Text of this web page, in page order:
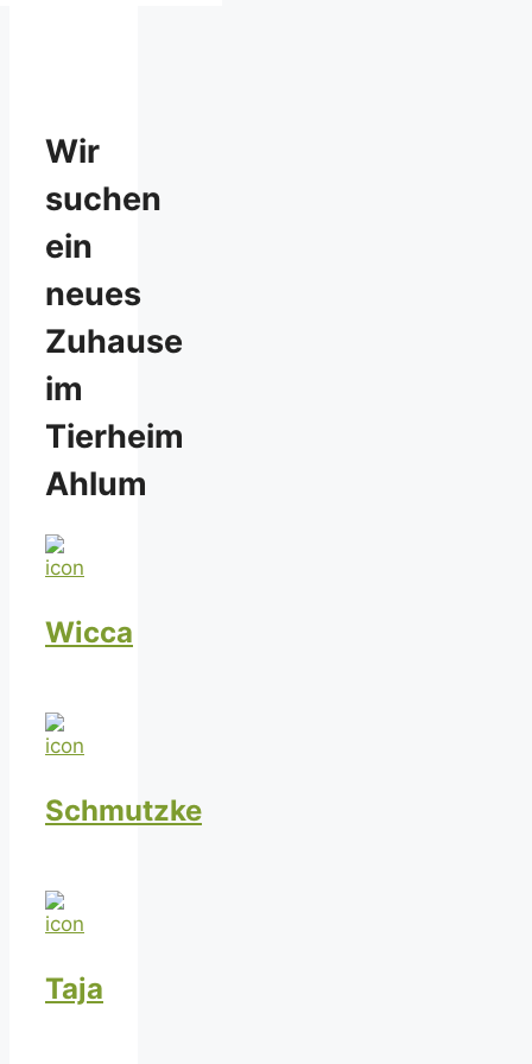
Wir
suchen
ein
neues
Zuhause
im
Tierheim
Ahlum
Wicca
Schmutzke
Taja